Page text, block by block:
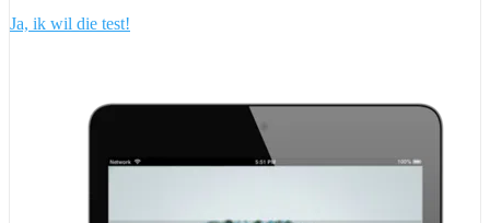
Ja, ik wil die test!